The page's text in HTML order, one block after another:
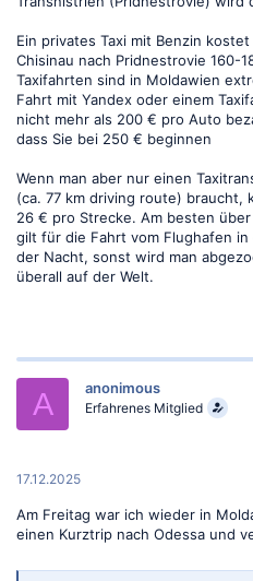
Ein privates Taxi mit Benzin
Chisinau nach Pridnestrovie 160-
Taxifahrten sind in Moldawien
Fahrt mit Yandex oder einem
nicht mehr als 200 € pro Auto
dass Sie bei 250 € beginnen
Wenn man aber nur einen
(ca. 77 km driving route) braucht,
26 € pro Strecke. Am besten
gilt für die Fahrt vom Flughafen
der Nacht, sonst wird man
überall auf der Welt.
A anonimous
Erfahrenes Mitglied
17.12.2025
Am Freitag war ich wieder in
einen Kurztrip nach Odessa und